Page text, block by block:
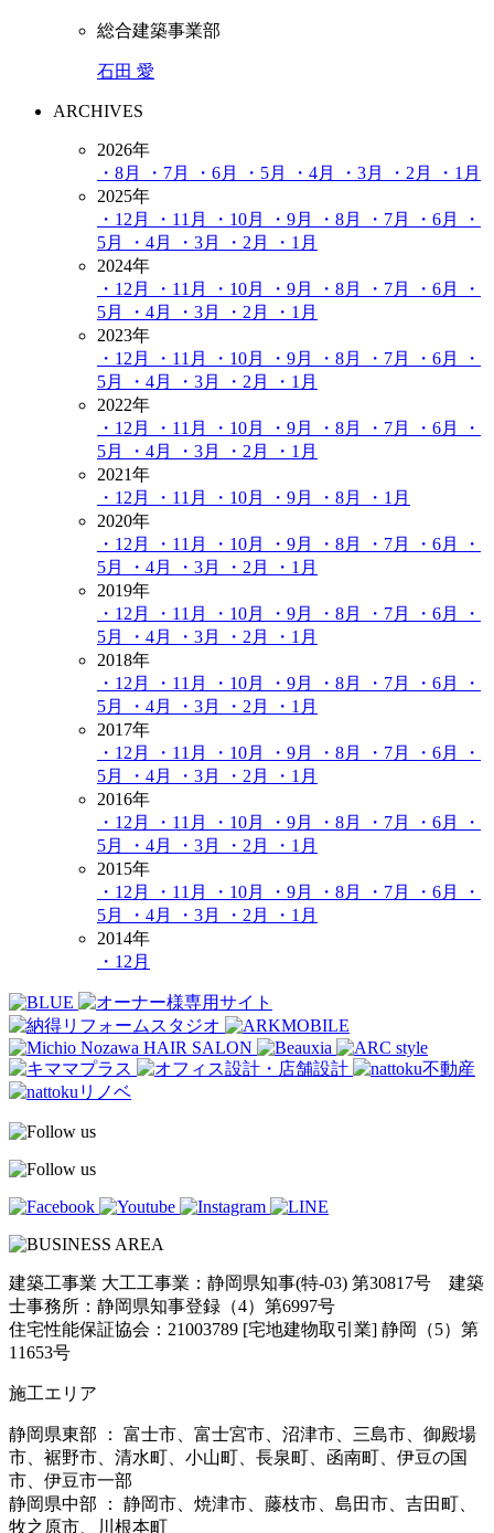
総合建築事業部
石田 愛
ARCHIVES
2026年
・8月
・7月 ・6月 ・5月 ・4月 ・3月 ・2月
・1月
2025年
・12月
・11月 ・10月 ・9月 ・8月 ・7月 ・6月
・
5月
・4月 ・3月 ・2月
・1月
2024年
・12月
・11月 ・10月 ・9月 ・8月 ・7月 ・6月
・
5月
・4月 ・3月 ・2月
・1月
2023年
・12月
・11月 ・10月 ・9月 ・8月 ・7月 ・6月
・
5月
・4月 ・3月 ・2月
・1月
2022年
・12月
・11月 ・10月 ・9月 ・8月 ・7月 ・6月
・
5月
・4月 ・3月 ・2月
・1月
2021年
・12月
・11月 ・10月 ・9月 ・8月
・1月
2020年
・12月
・11月 ・10月 ・9月 ・8月 ・7月 ・6月
・
5月
・4月 ・3月 ・2月
・1月
2019年
・12月
・11月 ・10月 ・9月 ・8月 ・7月 ・6月
・
5月
・4月 ・3月 ・2月
・1月
2018年
・12月
・11月 ・10月 ・9月 ・8月 ・7月 ・6月
・
5月
・4月 ・3月 ・2月
・1月
2017年
・12月
・11月 ・10月 ・9月 ・8月 ・7月 ・6月
・
5月
・4月 ・3月 ・2月
・1月
2016年
・12月
・11月 ・10月 ・9月 ・8月 ・7月 ・6月
・
5月
・4月 ・3月 ・2月
・1月
2015年
・12月
・11月 ・10月 ・9月 ・8月 ・7月 ・6月
・
5月
・4月 ・3月 ・2月
・1月
2014年
・12月
建築工事業 大工工事業：静岡県知事(特-03) 第30817号 建築
士事務所：静岡県知事登録（4）第6997号
住宅性能保証協会：21003789 [宅地建物取引業] 静岡（5）第
11653号
施工エリア
静岡県東部 ： 富士市、富士宮市、沼津市、三島市、御殿場
市、裾野市、清水町、小山町、長泉町、函南町、伊豆の国
市、伊豆市一部
静岡県中部 ： 静岡市、焼津市、藤枝市、島田市、吉田町、
牧之原市、川根本町